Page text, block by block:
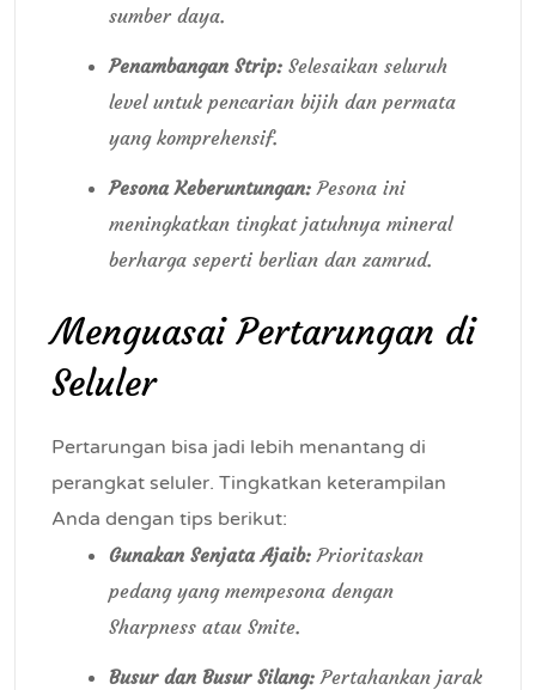
sumber daya.
Penambangan Strip: Selesaikan seluruh
level untuk pencarian bijih dan permata
yang komprehensif.
Pesona Keberuntungan: Pesona ini
meningkatkan tingkat jatuhnya mineral
berharga seperti berlian dan zamrud.
Menguasai Pertarungan di
Seluler
Pertarungan bisa jadi lebih menantang di
perangkat seluler. Tingkatkan keterampilan
Anda dengan tips berikut:
Gunakan Senjata Ajaib: Prioritaskan
pedang yang mempesona dengan
Sharpness atau Smite.
Busur dan Busur Silang: Pertahankan jarak